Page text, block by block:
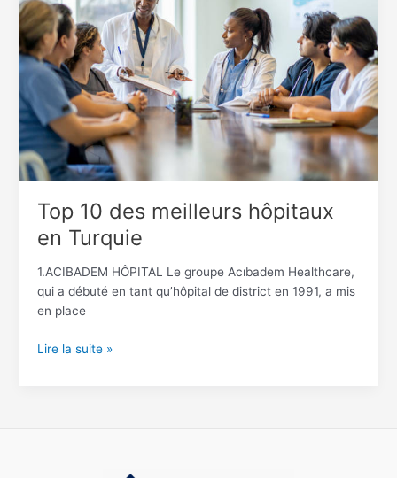
Top 10 des meilleurs hôpitaux
en Turquie
1.ACIBADEM HÔPITAL Le groupe Acıbadem Healthcare,
qui a débuté en tant qu’hôpital de district en 1991, a mis
en place
meilleurs
hôpitaux
en
Turquie
Lire la suite »